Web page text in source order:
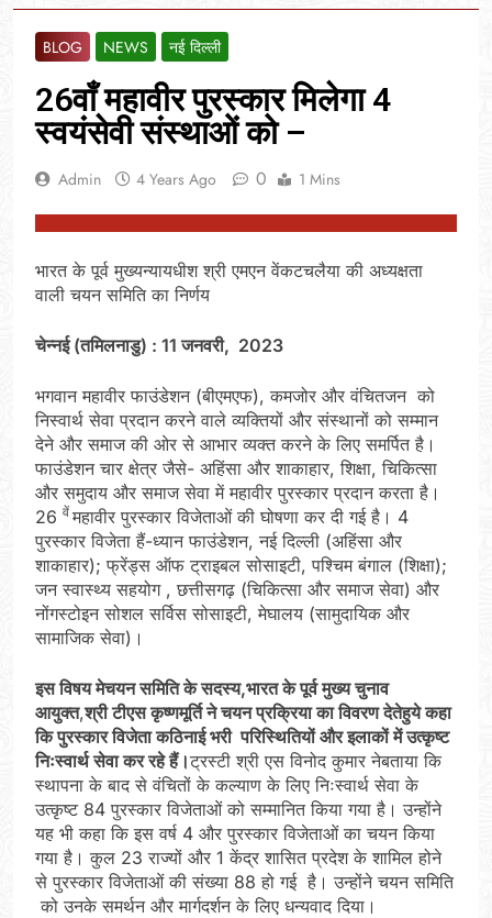
BLOG NEWS नई दिल्ली
26वाँ महावीर पुरस्कार मिलेगा 4
स्वयंसेवी संस्थाओं को –
Admin 4 Years Ago 0 1 Mins
भारत के पूर्व मुख्यन्यायधीश श्री एमएन वेंकटचलैया की अध्यक्षता
वाली चयन समिति का निर्णय
चेन्नई(तमिलनाडु) : 11जनवरी, 2023
भगवान महावीर फाउंडेशन (बीएमएफ), कमजोर और वंचितजन को
निस्वार्थ सेवा प्रदान करने वाले व्यक्तियों और संस्थानों को सम्मान
देने और समाज की ओर से आभार व्यक्त करने के लिए समर्पित है।
फाउंडेशन चार क्षेत्र जैसे- अहिंसा और शाकाहार, शिक्षा, चिकित्सा
और समुदाय और समाज सेवा में महावीर पुरस्कार प्रदान करता है।
26 वेंमहावीर पुरस्कार विजेताओं की घोषणा कर दी गई है। 4
पुरस्कार विजेता हैं-ध्यान फाउंडेशन, नई दिल्ली (अहिंसा और
शाकाहार); फ्रेंड्स ऑफ ट्राइबल सोसाइटी, पश्चिम बंगाल (शिक्षा);
जन स्वास्थ्य सहयोग , छत्तीसगढ़ (चिकित्सा और समाज सेवा) और
नोंगस्टोइन सोशल सर्विस सोसाइटी, मेघालय (सामुदायिक और
सामाजिक सेवा)।
इस विषय मेचयन समिति के सदस्य,भारत के पूर्व मुख्य चुनाव
आयुक्त,श्री टीएस कृष्णमूर्ति ने चयन प्रक्रिया का विवरण देतेहुये कहा
कि पुरस्कार विजेता कठिनाई भरी परिस्थितियों और इलाकों में उत्कृष्ट
निःस्वार्थ सेवा कर रहे हैं।ट्रस्टी श्री एस विनोद कुमार नेबताया कि
स्थापना के बाद से वंचितों के कल्याण के लिए निःस्वार्थ सेवा के
उत्कृष्ट 84 पुरस्कार विजेताओं को सम्मानित किया गया है। उन्होंने
यह भी कहा कि इस वर्ष 4 और पुरस्कार विजेताओं का चयन किया
गया है। कुल 23 राज्यों और 1 केंद्र शासित प्रदेश के शामिल होने
से पुरस्कार विजेताओं की संख्या 88 हो गई है। उन्होंने चयन समिति
को उनके समर्थन और मार्गदर्शन के लिए धन्यवाद दिया।